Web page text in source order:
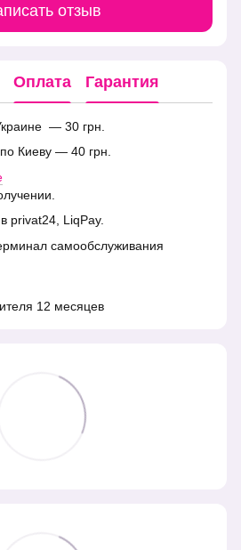
отзыв
Оплата Гарантия
— 30 грн.
Киеву — 40 грн.
privat24, LiqPay.
самообслуживания
12 месяцев